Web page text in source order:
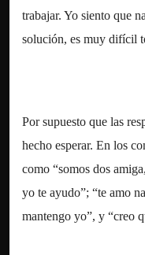
trabajar. Yo siento que
solución, es muy difícil
Por supuesto que las
hecho esperar. En los
como “somos dos
yo te ayudo”; “te amo
mantengo yo”, y “creo